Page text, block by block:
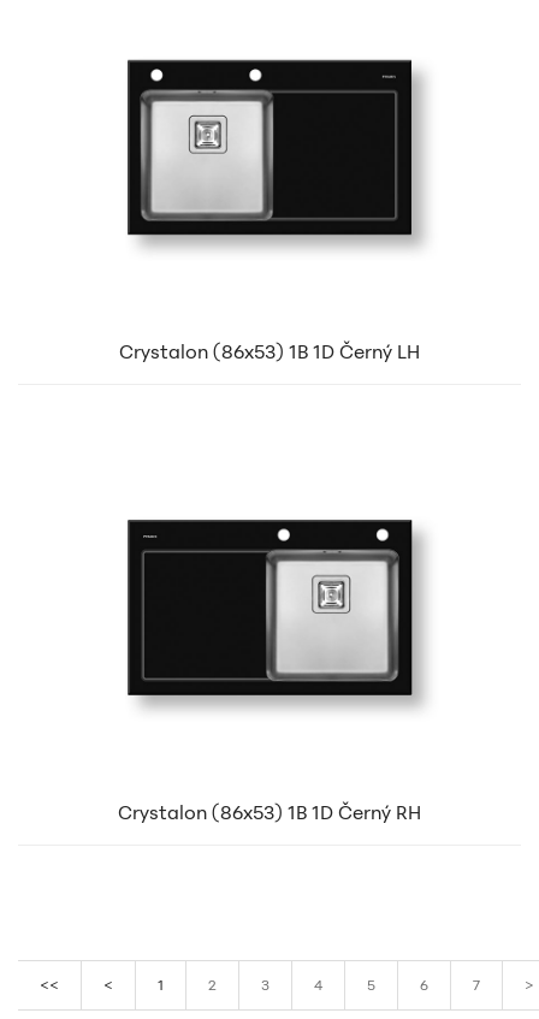
Crystalon (86x53) 1B 1D Černý LH
Crystalon (86x53) 1B 1D Černý RH
<< < 1 2 3 4 5 6 7 >